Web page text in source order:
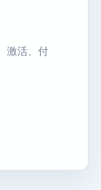
激活、付